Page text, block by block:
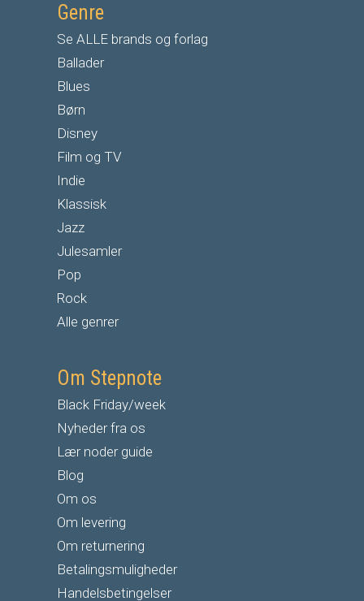
Genre
Se ALLE brands og forlag
Ballader
Blues
Børn
Disney
Film og TV
Indie
Klassisk
Jazz
Julesamler
Pop
Rock
Alle genrer
Om Stepnote
Black Friday/week
Nyheder fra os
Lær noder guide
Blog
Om os
Om levering
Om returnering
Betalingsmuligheder
Handelsbetingelser